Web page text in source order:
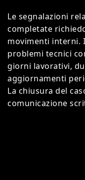
Le segnalazioni
completate
movimenti interni.
problemi tecnici
giorni lavorativi,
aggiornamenti
La chiusura del
comunicazione